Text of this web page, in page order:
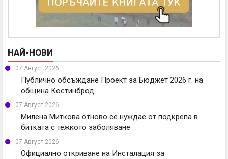
НАЙ-НОВИ
07 Август 2026
Публично обсъждане Проект за Бюджет 2026 г. на
община Костинброд
07 Август 2026
Милена Миткова отново се нуждае от подкрепа в
битката с тежкото заболяване
07 Август 2026
Официално откриване на Инсталация за